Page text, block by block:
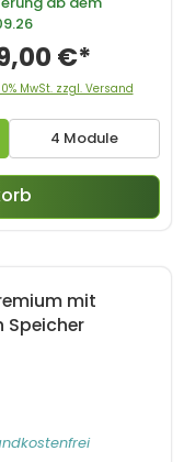
4 Module
€*
MwSt. zzgl. Versand
mit
Speicher